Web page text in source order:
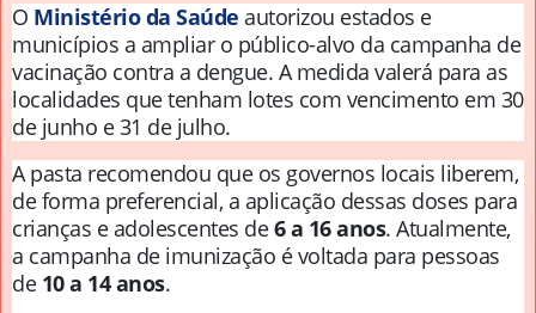
O Ministério da Saúde autorizou estados e
municípios a ampliar o público-alvo da campanha de
vacinação contra a dengue. A medida valerá para as
localidades que tenham lotes com vencimento em 30
de junho e 31 de julho.
A pasta recomendou que os governos locais liberem,
de forma preferencial, a aplicação dessas doses para
crianças e adolescentes de6 a 16 anos. Atualmente,
a campanha de imunização é voltada para pessoas
de 10 a 14 anos.